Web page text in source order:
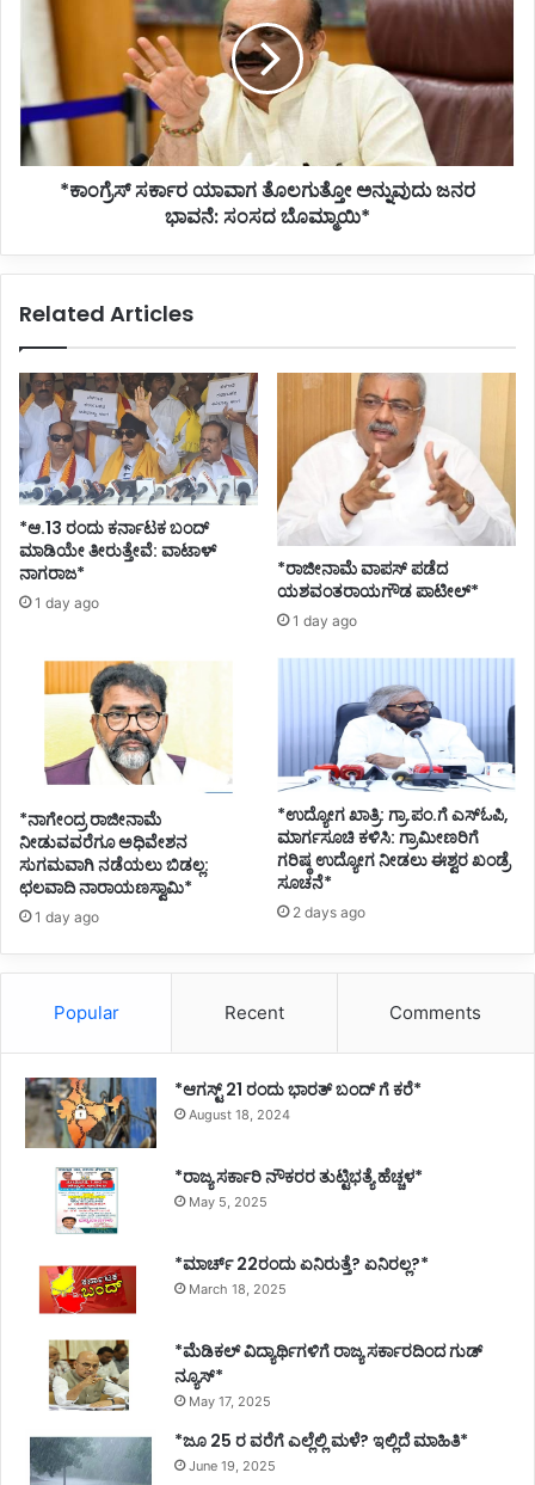
ಯಾವಾಗ
ತೊಲಗುತ್ತೋ
ಅನ್ನುವುದು
ಜನರ
ಭಾವನೆ:
ಸಂಸದ
ಬೊಮ್ಮಾಯಿ*
*ಕಾಂಗ್ರೆಸ್ ಸರ್ಕಾರ ಯಾವಾಗ ತೊಲಗುತ್ತೋ ಅನ್ನುವುದು ಜನರ
ಭಾವನೆ: ಸಂಸದ ಬೊಮ್ಮಾಯಿ*
Related Articles
*ಆ.13 ರಂದು ಕರ್ನಾಟಕ ಬಂದ್
ಮಾಡಿಯೇ ತೀರುತ್ತೇವೆ: ವಾಟಾಳ್
ನಾಗರಾಜ*
1 day ago
*ರಾಜೀನಾಮೆ ವಾಪಸ್ ಪಡೆದ
ಯಶವಂತರಾಯಗೌಡ ಪಾಟೀಲ್*
1 day ago
*ನಾಗೇಂದ್ರ ರಾಜೀನಾಮೆ
ನೀಡುವವರೆಗೂ ಅಧಿವೇಶನ
ಸುಗಮವಾಗಿ ನಡೆಯಲು ಬಿಡಲ್ಲ:
ಛಲವಾದಿ ನಾರಾಯಣಸ್ವಾಮಿ*
1 day ago
*ಉದ್ಯೋಗ ಖಾತ್ರಿ: ಗ್ರಾ.ಪಂ.ಗೆ ಎಸ್ಓಪಿ,
ಮಾರ್ಗಸೂಚಿ ಕಳಿಸಿ: ಗ್ರಾಮೀಣರಿಗೆ
ಗರಿಷ್ಠ ಉದ್ಯೋಗ ನೀಡಲು ಈಶ್ವರ ಖಂಡ್ರೆ
ಸೂಚನೆ*
2 days ago
Popular Recent Comments
*ಆಗಸ್ಟ್ 21 ರಂದು ಭಾರತ್‌ ಬಂದ್‌ ಗೆ ಕರೆ*
August 18, 2024
*ರಾಜ್ಯ ಸರ್ಕಾರಿ ನೌಕರರ ತುಟ್ಟಿಭತ್ಯೆ ಹೆಚ್ಚಳ*
May 5, 2025
*ಮಾರ್ಚ್ 22ರಂದು ಏನಿರುತ್ತೆ? ಏನಿರಲ್ಲ?*
March 18, 2025
*ಮೆಡಿಕಲ್ ವಿದ್ಯಾರ್ಥಿಗಳಿಗೆ ರಾಜ್ಯ ಸರ್ಕಾರದಿಂದ ಗುಡ್
ನ್ಯೂಸ್*
May 17, 2025
*ಜೂ 25 ರ ವರೆಗೆ ಎಲ್ಲೆಲ್ಲಿ ಮಳೆ? ಇಲ್ಲಿದೆ ಮಾಹಿತಿ*
June 19, 2025